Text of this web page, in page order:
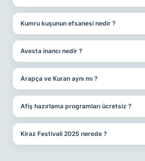
Kumru kuşunun efsanesi nedir ?
Avesta inancı nedir ?
Arapça ve Kuran aynı mı ?
Afiş hazırlama programları ücretsiz ?
Kiraz Festivali 2025 nerede ?